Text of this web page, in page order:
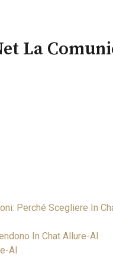
La
Perché Scegliere In
In Chat Allure-AI
AI